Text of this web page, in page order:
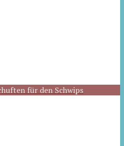
für den Schwips